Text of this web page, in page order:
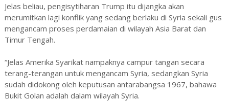
Jelas beliau, pengisytiharan Trump itu dijangka akan
merumitkan lagi konflik yang sedang berlaku di Syria sekali gus
mengancam proses perdamaian di wilayah Asia Barat dan
Timur Tengah.
“Jelas Amerika Syarikat nampaknya campur tangan secara
terang-terangan untuk mengancam Syria, sedangkan Syria
sudah didokong oleh keputusan antarabangsa 1967, bahawa
Bukit Golan adalah dalam wilayah Syria.